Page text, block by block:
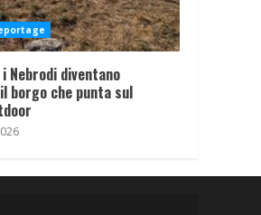
Nebrodi diventano
borgo che punta sul